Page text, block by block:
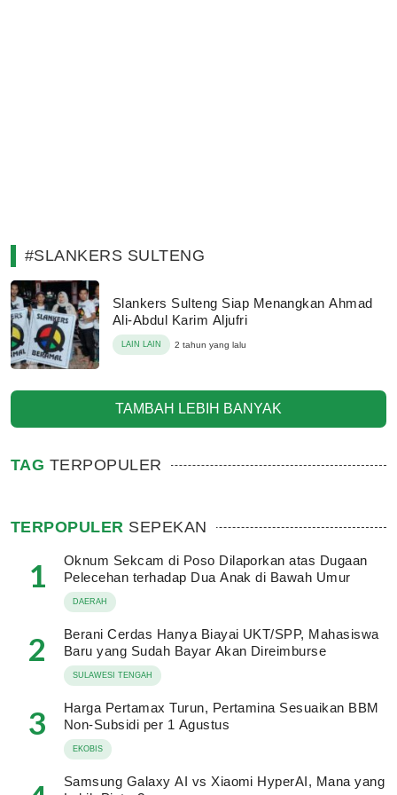
#SLANKERS SULTENG
Slankers Sulteng Siap Menangkan Ahmad
Ali-Abdul Karim Aljufri
LAIN LAIN 2 tahun yang lalu
TAMBAH LEBIH BANYAK
TAG TERPOPULER
TERPOPULER SEPEKAN
1
Oknum Sekcam di Poso Dilaporkan atas Dugaan
Pelecehan terhadap Dua Anak di Bawah Umur
DAERAH
2
Berani Cerdas Hanya Biayai UKT/SPP, Mahasiswa
Baru yang Sudah Bayar Akan Direimburse
SULAWESI TENGAH
3
Harga Pertamax Turun, Pertamina Sesuaikan BBM
Non-Subsidi per 1 Agustus
EKOBIS
Samsung Galaxy AI vs Xiaomi HyperAI, Mana yang